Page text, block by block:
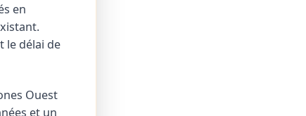
en
le délai de
Ouest
et un